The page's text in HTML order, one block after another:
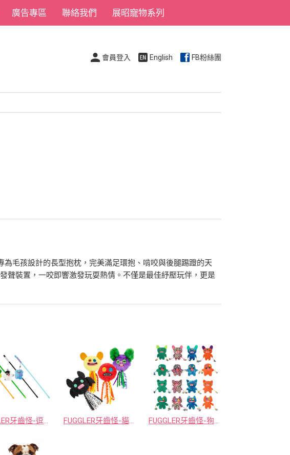
廣告專區 聯絡我們 展昭寵物系列
會員登入 English FB粉絲團
毛孩設計的長型抱枕，完美滿足環抱、啃咬與後腿踢蹬的天
聲裝置，一咬即響激發玩耍熱情。不僅是最佳紓壓玩伴，更是
FUGGLER牙齒怪-逗貓棒 隨機一款 FUGGLER牙齒怪-貓咪球球 隨機一款 FUGGLER牙齒怪-狗狗啾啾玩偶S3 隨機一款